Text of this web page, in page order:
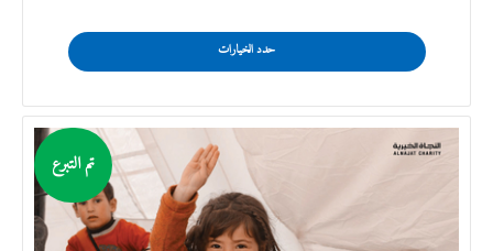
حدد الخيارات
تم التبرع